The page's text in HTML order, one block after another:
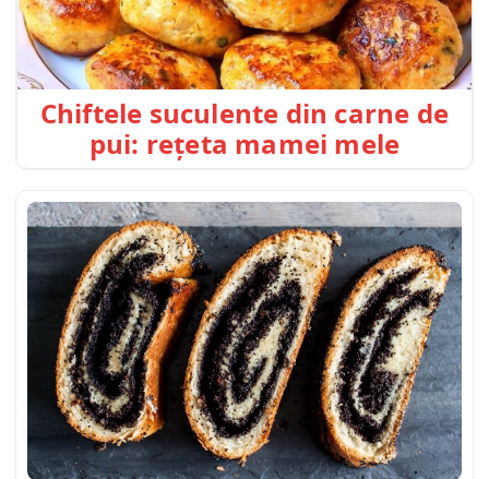
Chiftele suculente din carne de
pui: rețeta mamei mele